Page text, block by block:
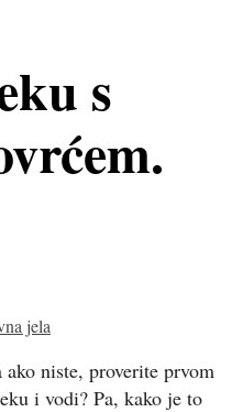
s
jela
niste, proverite prvom
i vodi? Pa, kako je to